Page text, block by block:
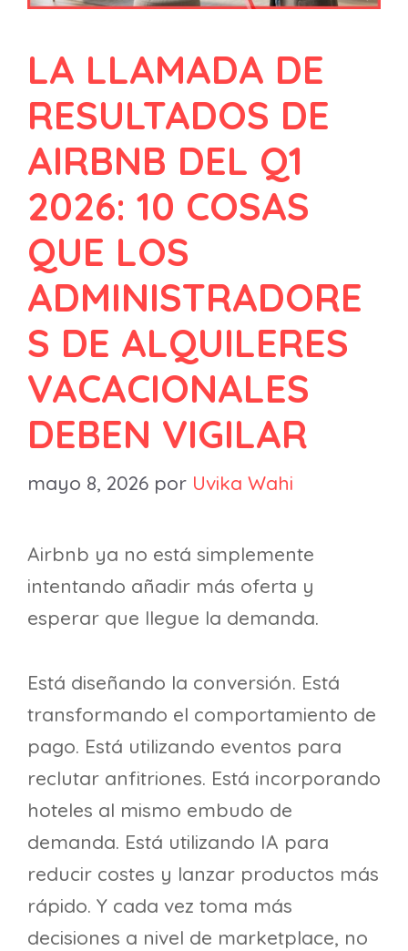
LA LLAMADA DE
RESULTADOS DE
AIRBNB DEL Q1
2026: 10 COSAS
QUE LOS
ADMINISTRADORE
S DE ALQUILERES
VACACIONALES
DEBEN VIGILAR
mayo 8, 2026 por Uvika Wahi
Airbnb ya no está simplemente
intentando añadir más oferta y
esperar que llegue la demanda.
Está diseñando la conversión. Está
transformando el comportamiento de
pago. Está utilizando eventos para
reclutar anfitriones. Está incorporando
hoteles al mismo embudo de
demanda. Está utilizando IA para
reducir costes y lanzar productos más
rápido. Y cada vez toma más
decisiones a nivel de marketplace, no